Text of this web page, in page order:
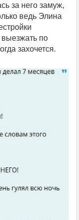
за него замуж,
ведь Элина
по
захочется.